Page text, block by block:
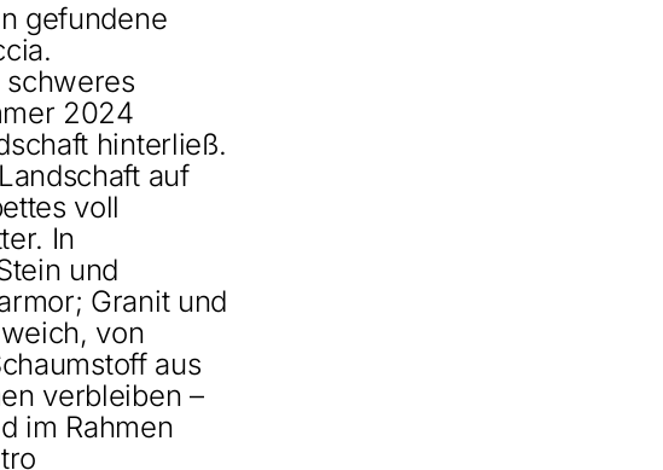
gefundene
schweres
2024
hinterließ.
auf
voll
In
und
Granit und
von
aus
verbleiben –
im Rahmen